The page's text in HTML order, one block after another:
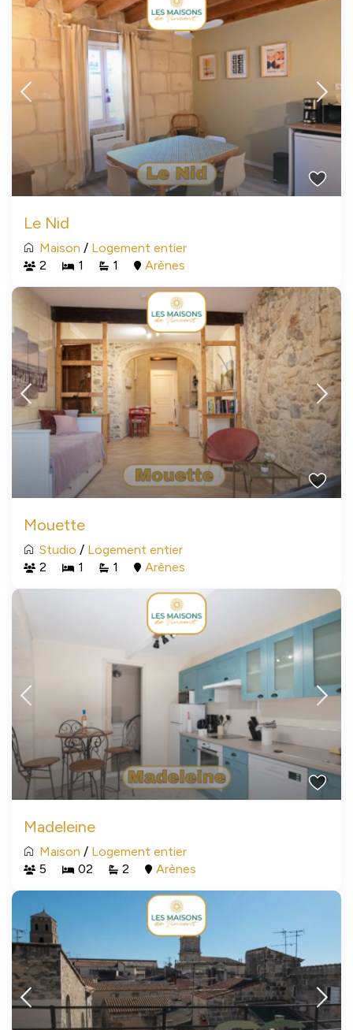
Le Nid
Maison / Logement entier
2
1 1 Arènes
Mouette
Studio / Logement entier
2
1 1 Arènes
Madeleine
Maison / Logement entier
5
02 2 Arènes